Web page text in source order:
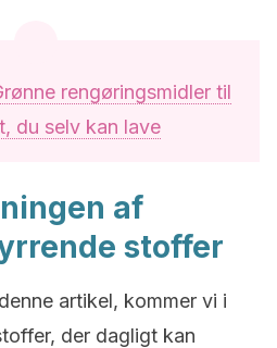
rengøringsmidler til
du selv kan lave
af
stoffer
artikel, kommer vi i
der dagligt kan